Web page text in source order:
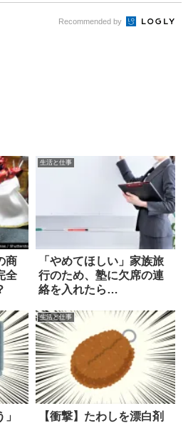
Recommended by
商
全
生活と仕事
「やめてほしい」家族旅
行のため、塾に欠席の連
絡を入れたら…
生活と仕事
【衝撃】たわしを漂白剤